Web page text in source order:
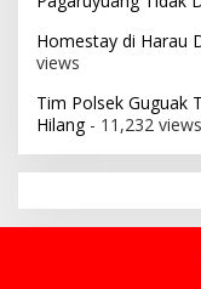
Homestay di Harau
views
Tim Polsek Guguak
Hilang- 11,232 views